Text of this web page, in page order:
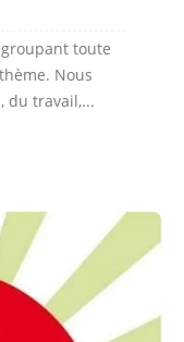
toute
Nous
du travail,...